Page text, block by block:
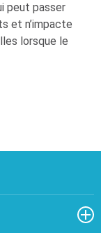
peut passer
et n’impacte
lorsque le